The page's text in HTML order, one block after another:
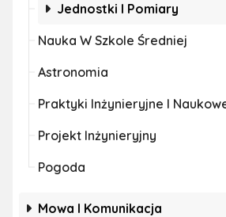
Jednostki I Pomiary
Nauka W Szkole Średniej
Astronomia
Praktyki Inżynieryjne I
Projekt Inżynieryjny
Pogoda
Mowa I Komunikacja